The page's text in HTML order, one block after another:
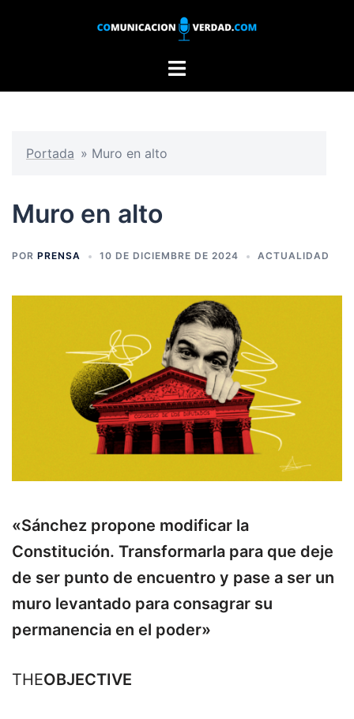
Alternar
Portada » Muro en alto
Muro en alto
POR PRENSA 10 DE DICIEMBRE DE 2024 ACTUALIDAD
«Sánchez propone modificar la
Constitución. Transformarla para que deje
de ser punto de encuentro y pase a ser un
muro levantado para consagrar su
permanencia en el poder»
THEOBJECTIVE